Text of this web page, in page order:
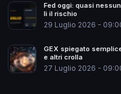
Fed oggi: quasi
lì il rischio
29 Luglio 2026 -
GEX spiegato
e altri crolla
27 Luglio 2026 -